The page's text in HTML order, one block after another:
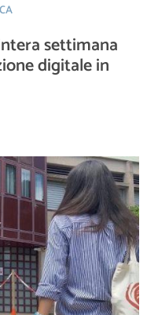
settimana
digitale in